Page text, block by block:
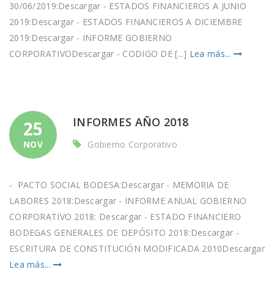
30/06/2019:Descargar - ESTADOS FINANCIEROS A JUNIO
2019:Descargar - ESTADOS FINANCIEROS A DICIEMBRE
2019:Descargar - INFORME GOBIERNO
CORPORATIVODescargar - CODIGO DE [...] Lea más...
25
NOV
INFORMES AÑO 2018
Gobierno Corporativo
- PACTO SOCIAL BODESA:Descargar - MEMORIA DE
LABORES 2018:Descargar - INFORME ANUAL GOBIERNO
CORPORATIVO 2018: Descargar - ESTADO FINANCIERO
BODEGAS GENERALES DE DEPÓSITO 2018:Descargar -
ESCRITURA DE CONSTITUCIÓN MODIFICADA 2010Descargar
Lea más...